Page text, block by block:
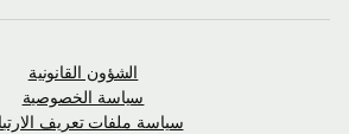
الشؤون القانونية
سياسة الخصوصية
سياسة ملفات تعريف الارتباط